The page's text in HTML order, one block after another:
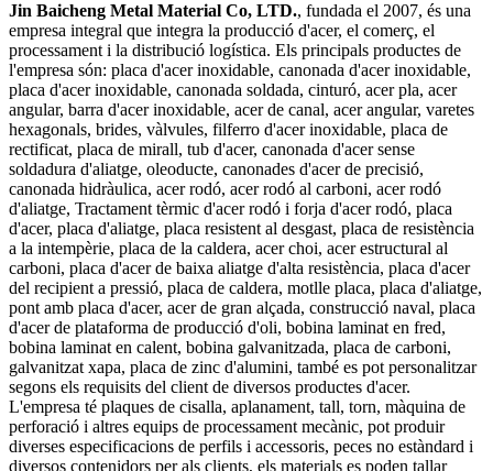
Jin Baicheng Metal Material Co, LTD., fundada el 2007, és una
empresa integral que integra la producció d'acer, el comerç, el
processament i la distribució logística. Els principals productes de
l'empresa són: placa d'acer inoxidable, canonada d'acer inoxidable,
placa d'acer inoxidable, canonada soldada, cinturó, acer pla, acer
angular, barra d'acer inoxidable, acer de canal, acer angular, varetes
hexagonals, brides, vàlvules, filferro d'acer inoxidable, placa de
rectificat, placa de mirall, tub d'acer, canonada d'acer sense
soldadura d'aliatge, oleoducte, canonades d'acer de precisió,
canonada hidràulica, acer rodó, acer rodó al carboni, acer rodó
d'aliatge, Tractament tèrmic d'acer rodó i forja d'acer rodó, placa
d'acer, placa d'aliatge, placa resistent al desgast, placa de resistència
a la intempèrie, placa de la caldera, acer choi, acer estructural al
carboni, placa d'acer de baixa aliatge d'alta resistència, placa d'acer
del recipient a pressió, placa de caldera, motlle placa, placa d'aliatge,
pont amb placa d'acer, acer de gran alçada, construcció naval, placa
d'acer de plataforma de producció d'oli, bobina laminat en fred,
bobina laminat en calent, bobina galvanitzada, placa de carboni,
galvanitzat xapa, placa de zinc d'alumini, també es pot personalitzar
segons els requisits del client de diversos productes d'acer.
L'empresa té plaques de cisalla, aplanament, tall, torn, màquina de
perforació i altres equips de processament mecànic, pot produir
diverses especificacions de perfils i accessoris, peces no estàndard i
diversos contenidors per als clients, els materials es poden tallar